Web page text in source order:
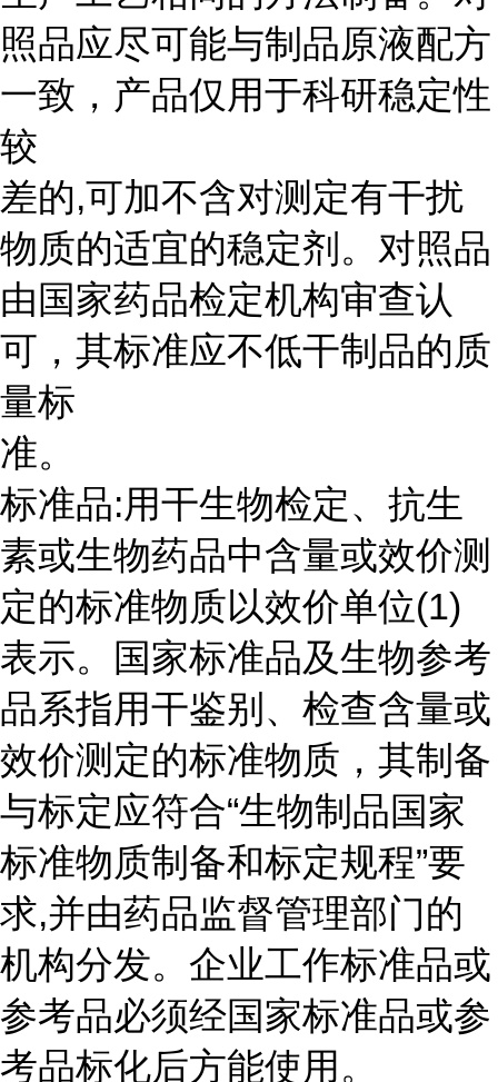
照品应尽可能与制品原液配方
一致，产品仅用于科研稳定性
较
差的,可加不含对测定有干扰
物质的适宜的稳定剂。对照品
由国家药品检定机构审查认
可，其标准应不低干制品的质
量标
准。
标准品:用干生物检定、抗生
素或生物药品中含量或效价测
定的标准物质以效价单位(1)
表示。国家标准品及生物参考
品系指用干鉴别、检查含量或
效价测定的标准物质，其制备
与标定应符合“生物制品国家
标准物质制备和标定规程”要
求,并由药品监督管理部门的
机构分发。企业工作标准品或
参考品必须经国家标准品或参
考品标化后方能使用。